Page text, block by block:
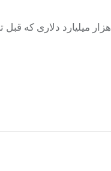
ماسک مدعی شده می تواند تا یک هزار میلیارد دلار در هزینه ها صرفه جویی کند، البته این رقم نسبت به ۲